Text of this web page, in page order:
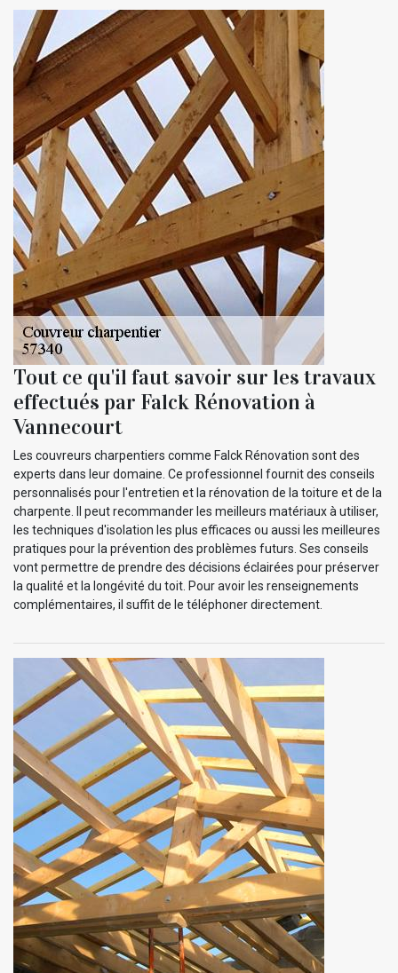
Tout ce qu'il faut savoir sur les travaux
effectués par Falck Rénovation à
Vannecourt
Les couvreurs charpentiers comme Falck Rénovation sont des
experts dans leur domaine. Ce professionnel fournit des conseils
personnalisés pour l'entretien et la rénovation de la toiture et de la
charpente. Il peut recommander les meilleurs matériaux à utiliser,
les techniques d'isolation les plus efficaces ou aussi les meilleures
pratiques pour la prévention des problèmes futurs. Ses conseils
vont permettre de prendre des décisions éclairées pour préserver
la qualité et la longévité du toit. Pour avoir les renseignements
complémentaires, il suffit de le téléphoner directement.